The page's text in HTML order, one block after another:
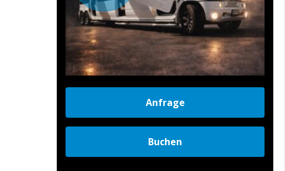
Anfrage
Buchen